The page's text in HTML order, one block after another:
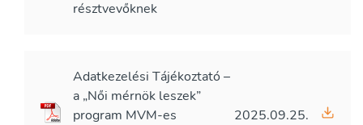
résztvevőknek
Adatkezelési Tájékoztató –
a „Női mérnök leszek”
program MVM-es
2025.09.25.